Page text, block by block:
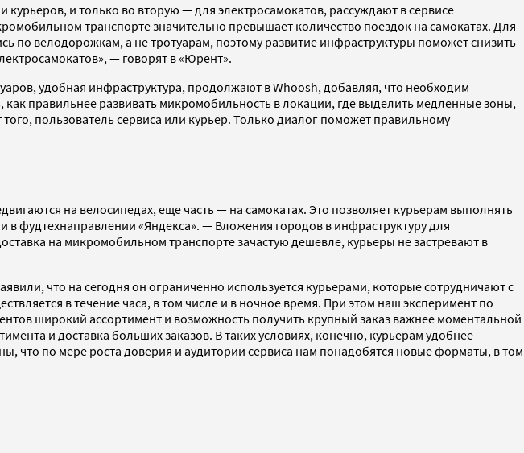
и только во вторую — для электросамокатов, рассуждают в сервисе
транспорте значительно превышает количество поездок на самокатах. Для
по велодорожкам, а не тротуарам, поэтому развитие инфраструктуры поможет снизить
— говорят в «Юрент».
удобная инфраструктура, продолжают в Whoosh, добавляя, что необходим
правильнее развивать микромобильность в локации, где выделить медленные зоны,
пользователь сервиса или курьер. Только диалог поможет правильному
на велосипедах, еще часть — на самокатах. Это позволяет курьерам выполнять
в фудтехнаправлении «Яндекса». — Вложения городов в инфраструктуру для
на микромобильном транспорте зачастую дешевле, курьеры не застревают в
что на сегодня он ограниченно используется курьерами, которые сотрудничают с
в течение часа, в том числе и в ночное время. При этом наш эксперимент по
широкий ассортимент и возможность получить крупный заказ важнее моментальной
и доставка больших заказов. В таких условиях, конечно, курьерам удобнее
что по мере роста доверия и аудитории сервиса нам понадобятся новые форматы, в том